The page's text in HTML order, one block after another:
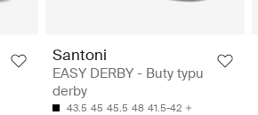
Santoni
EASY DERBY - Buty typu
derby
43.5 45 45.5 48 41.5-42